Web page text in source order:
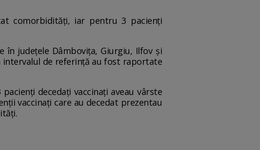
comorbidități, iar pentru 3 pacienți
județele Dâmbovița, Giurgiu, Ilfov și
de referință au fost raportate
decedați vaccinați aveau vârste
vaccinați care au decedat prezentau